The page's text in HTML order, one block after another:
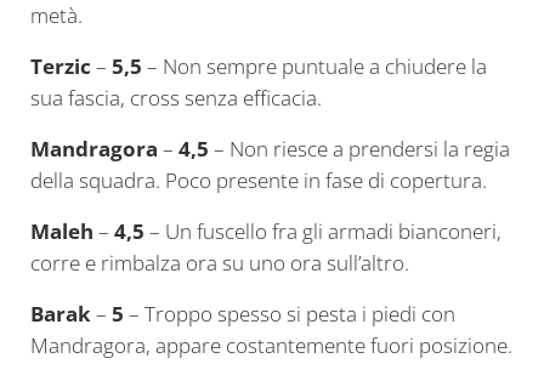
metà.
Terzic – 5,5 – Non sempre puntuale a chiudere la
sua fascia, cross senza efficacia.
Mandragora – 4,5 – Non riesce a prendersi la regia
della squadra. Poco presente in fase di copertura.
Maleh – 4,5 – Un fuscello fra gli armadi bianconeri,
corre e rimbalza ora su uno ora sull’altro.
Barak– 5 – Troppo spesso si pesta i piedi con
Mandragora, appare costantemente fuori posizione.